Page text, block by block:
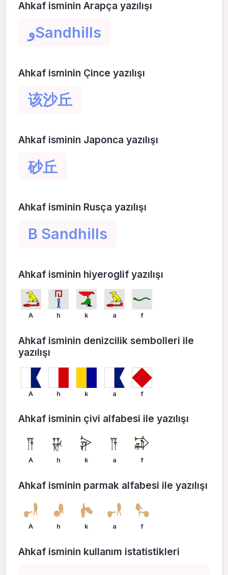
Ahkaf isminin Arapça yazılışı
وSandhills
Ahkaf isminin Çince yazılışı
该沙丘
Ahkaf isminin Japonca yazılışı
砂丘
Ahkaf isminin Rusça yazılışı
В Sandhills
Ahkaf isminin hiyeroglif yazılışı
A h k a f
Ahkaf isminin denizcilik sembolleri ile
yazılışı
A h k a f
Ahkaf isminin çivi alfabesi ile yazılışı
A h k a f
Ahkaf isminin parmak alfabesi ile yazılışı
A h k a f
Ahkaf isminin kullanım istatistikleri